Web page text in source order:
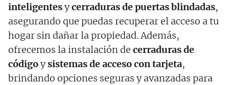
inteligentesycerraduras de puertas blindadas,
asegurando que puedas recuperar el acceso a tu
hogar sin dañar la propiedad. Además,
ofrecemos la instalación de cerraduras de
códigoysistemas de acceso con tarjeta,
brindando opciones seguras y avanzadas para